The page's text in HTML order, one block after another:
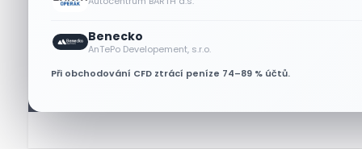
Benecko
AnTePo Developement, s.r.o.
Při obchodování CFD ztrácí peníze 74–89 % účtů.
Tesla míří na obrovský trh
samořiditelných aut. Akcie
reagují růstem